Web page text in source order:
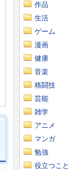
作品
生活
ゲーム
漫画
健康
音楽
格闘技
芸能
雑学
アニメ
マンガ
勉強
役立つこと